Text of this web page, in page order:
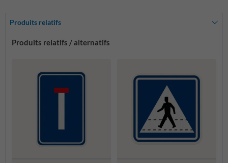
Produits relatifs
Produits relatifs / alternatifs